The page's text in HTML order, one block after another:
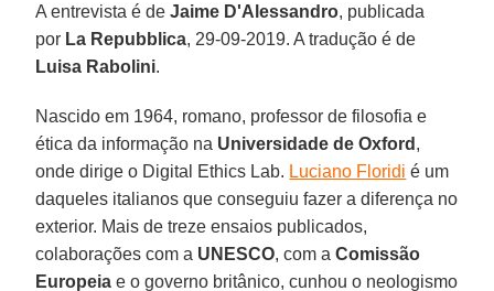
A entrevista é deJaime D'Alessandro, publicada
por La Repubblica, 29-09-2019. A tradução é de
Luisa Rabolini.
Nascido em 1964, romano, professor de filosofia e
ética da informação na Universidade de Oxford ,
onde dirige o Digital Ethics Lab. Luciano Floridi é um
daqueles italianos que conseguiu fazer a diferença no
exterior. Mais de treze ensaios publicados,
colaborações com a UNESCO, com a Comissão
Europeia e o governo britânico, cunhou o neologismo